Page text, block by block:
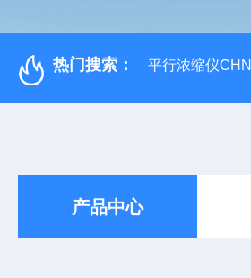
热门搜索： 平行浓缩仪
产品中心